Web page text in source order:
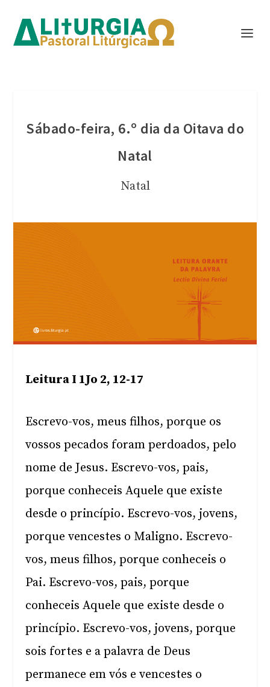
Sábado-feira, 6.º dia da Oitava do
Natal
Natal
Leitura I 1Jo 2, 12-17
Escrevo-vos, meus filhos, porque os
vossos pecados foram perdoados, pelo
nome de Jesus. Escrevo-vos, pais,
porque conheceis Aquele que existe
desde o princípio. Escrevo-vos, jovens,
porque vencestes o Maligno. Escrevo-
vos, meus filhos, porque conheceis o
Pai. Escrevo-vos, pais, porque
conheceis Aquele que existe desde o
princípio. Escrevo-vos, jovens, porque
sois fortes e a palavra de Deus
permanece em vós e vencestes o